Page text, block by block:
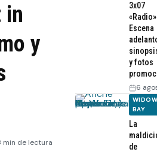
in
y
min de lectura
3x07
Escena
y fotos
6
BAY
La
de